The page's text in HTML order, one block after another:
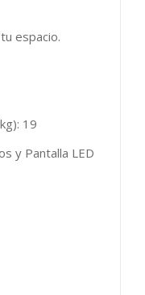
espacio.
19
y Pantalla LED